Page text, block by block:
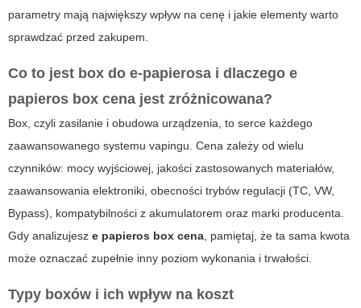
parametry mają największy wpływ na cenę i jakie elementy warto
sprawdzać przed zakupem.
Co to jest box do e-papierosa i dlaczego e
papieros box cena jest zróżnicowana?
Box, czyli zasilanie i obudowa urządzenia, to serce każdego
zaawansowanego systemu vapingu. Cena zależy od wielu
czynników: mocy wyjściowej, jakości zastosowanych materiałów,
zaawansowania elektroniki, obecności trybów regulacji (TC, VW,
Bypass), kompatybilności z akumulatorem oraz marki producenta.
Gdy analizujesz e papieros box cena, pamiętaj, że ta sama kwota
może oznaczać zupełnie inny poziom wykonania i trwałości.
Typy boxów i ich wpływ na koszt